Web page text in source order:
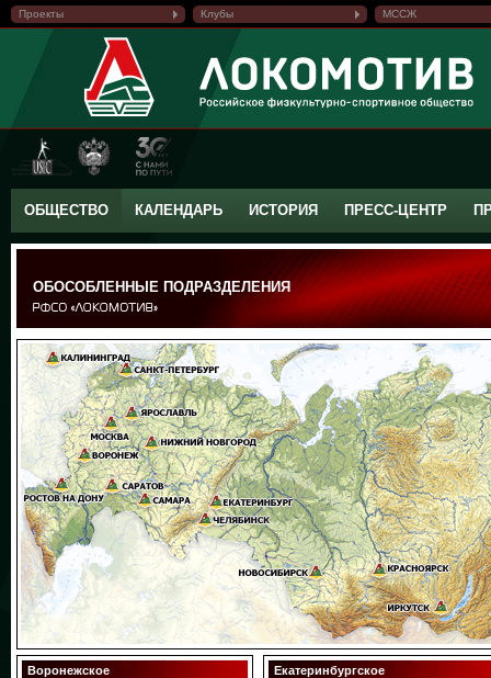
Проекты Клубы МССЖ
ОБЩЕСТВО КАЛЕНДАРЬ ИСТОРИЯ ПРЕСС-ЦЕНТР
ОБОСОБЛЕННЫЕ ПОДРАЗДЕЛЕНИЯ
Воронежское Екатеринбургское